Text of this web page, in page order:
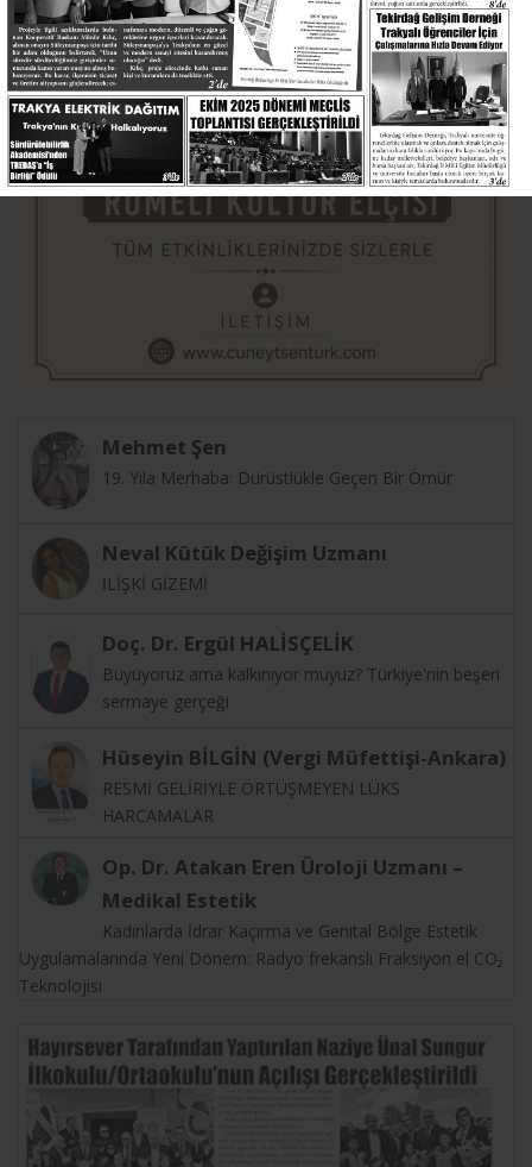
Mehmet Şen
19. Yıla Merhaba: Dürüstlükle Geçen Bir Ömür
Neval Kütük Değişim Uzmanı
İLİŞKİ GİZEMİ
Doç. Dr. Ergül HALİSÇELİK
Büyüyoruz ama kalkınıyor muyuz? Türkiye'nin beşeri
sermaye gerçeği
Hüseyin BİLGİN (Vergi Müfettişi-Ankara)
RESMİ GELİRİYLE ÖRTÜŞMEYEN LÜKS
HARCAMALAR
Op. Dr. Atakan Eren Üroloji Uzmanı –
Medikal Estetik
Kadınlarda İdrar Kaçırma ve Genital Bölge Estetik
Uygulamalarında Yeni Dönem: Radyo frekanslı Fraksiyon el CO₂
Teknolojisi